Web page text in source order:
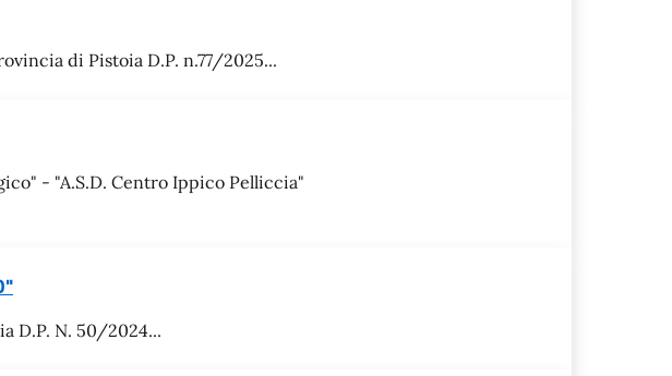
di Pistoia D.P. n.77/2025...
- "A.S.D. Centro Ippico Pelliccia"
D.P. N. 50/2024...